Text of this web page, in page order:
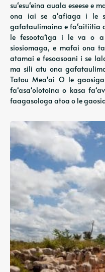
suʻesuʻeina auala eseese
ona iai se aʻafiaga i le
gafataulimaina e faʻaitiitia
le fesootaʻiga i le va o
siosiomaga, e mafai ona
atamai e fesoasoani i se
ma sili atu ona
Tatou Meaʻai O le
faʻasaʻolotoina o kasa
faagasologa atoa o le